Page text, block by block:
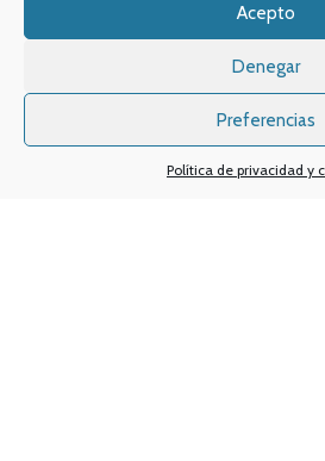
Acepto
Denegar
Preferencias
Política de privacidad y
Promociones especiales
a 14h